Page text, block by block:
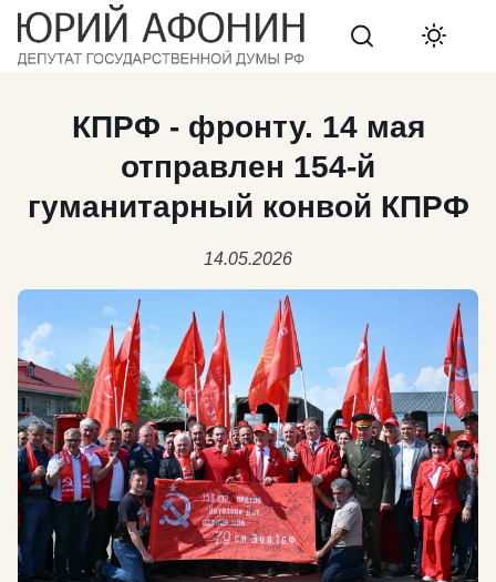
Search
КПРФ - фронту. 14 мая
отправлен 154-й
гуманитарный конвой КПРФ
14.05.2026